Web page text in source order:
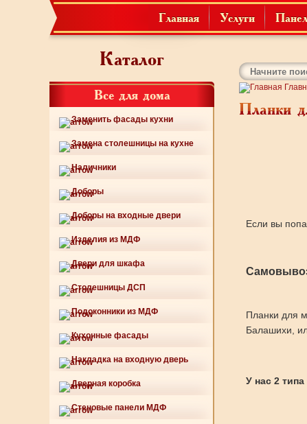
Главная Услуги
Каталог
Все для дома
Заменить фасады кухни
Замена столешницы на кухне
Наличники
Доборы
Доборы на входные двери
Изделия из МДФ
Двери для шкафа
Столешницы ДСП
Подоконники из МДФ
Кухонные фасады
Накладка на входную дверь
Дверная коробка
Стеновые панели МДФ
Планки
Если вы
Планки для
Балашихи,
У нас 2